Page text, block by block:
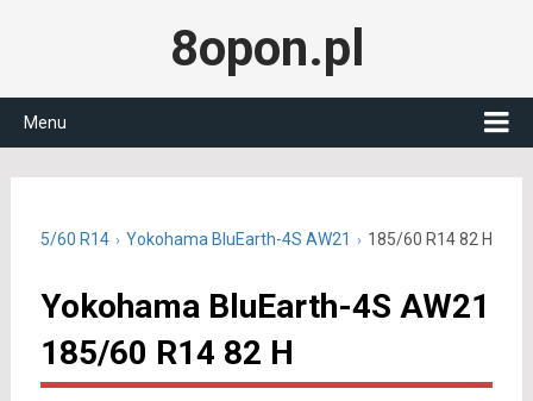
8opon.pl
Menu
185/60 R14 Yokohama BluEarth-4S AW21 185/60 R14 82 H
Yokohama BluEarth-4S AW21
185/60 R14 82 H